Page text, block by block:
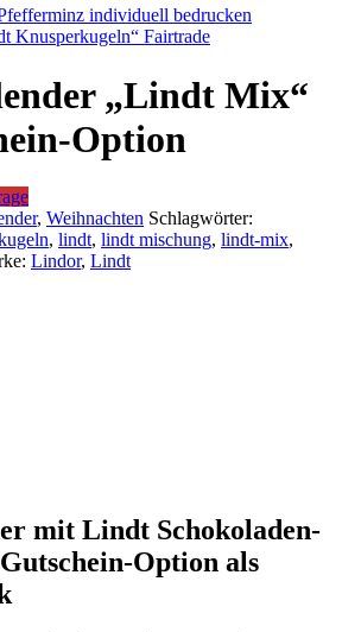
individuell bedrucken
Knusperkugeln“ Fairtrade
„Lindt Mix“
Option
, Weihnachten Schlagwörter:
, lindt, lindt mischung, lindt-mix,
Lindor, Lindt
mit Lindt Schokoladen-
Option als